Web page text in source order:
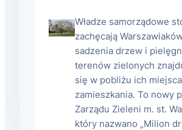
Władze samorządowe
zachęcają
sadzenia drzew i
terenów zielonych
się w pobliżu ich miejsca
zamieszkania. To nowy
Zarządu Zieleni m. st.
który nazwano „Milion